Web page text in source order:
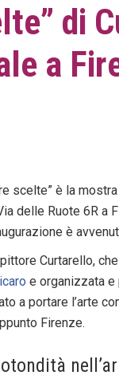
di
a
scelte” è la
delle Ruote 6R a
è
Curtarello,
e organizzata
a portare l’arte
Firenze.